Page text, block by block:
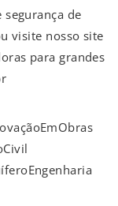
de
visite nosso site
para grandes